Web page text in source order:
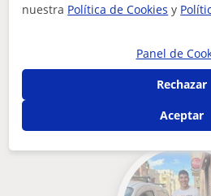
Tus clases particulares A domicilio
Otros profesores de
pueden interesarte
nuestra Política de Cookies y
Panel de
Rechazar
Aceptar